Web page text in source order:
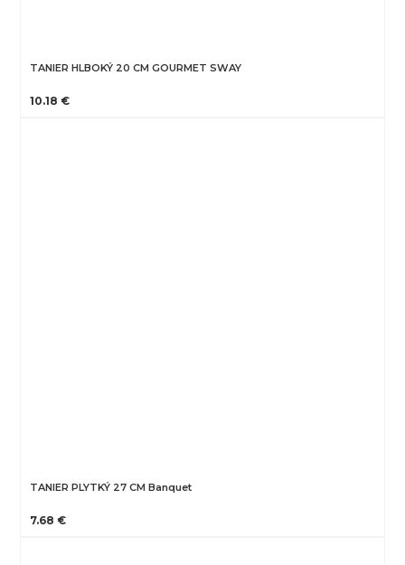
TANIER HLBOKÝ 20 CM GOURMET SWAY
10.18 €
TANIER PLYTKÝ 27 CM Banquet
7.68 €